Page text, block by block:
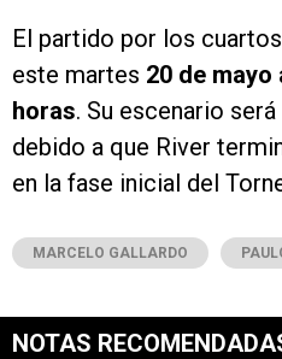
El partido por los
este martes 20 de mayo
horas. Su escenario
debido a que River
en la fase inicial del
MARCELO GALLARDO
NOTAS